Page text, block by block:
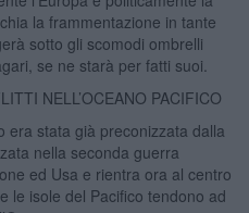
la frammentazione in tante
sotto gli scomodi ombrelli
se ne starà per fatti suoi.
NELL’OCEANO PACIFICO
era stata già preconizzata dalla
nella seconda guerra
ed Usa e rientra ora al centro
le isole del Pacifico tendono ad